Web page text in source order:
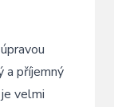
a příjemný
velmi